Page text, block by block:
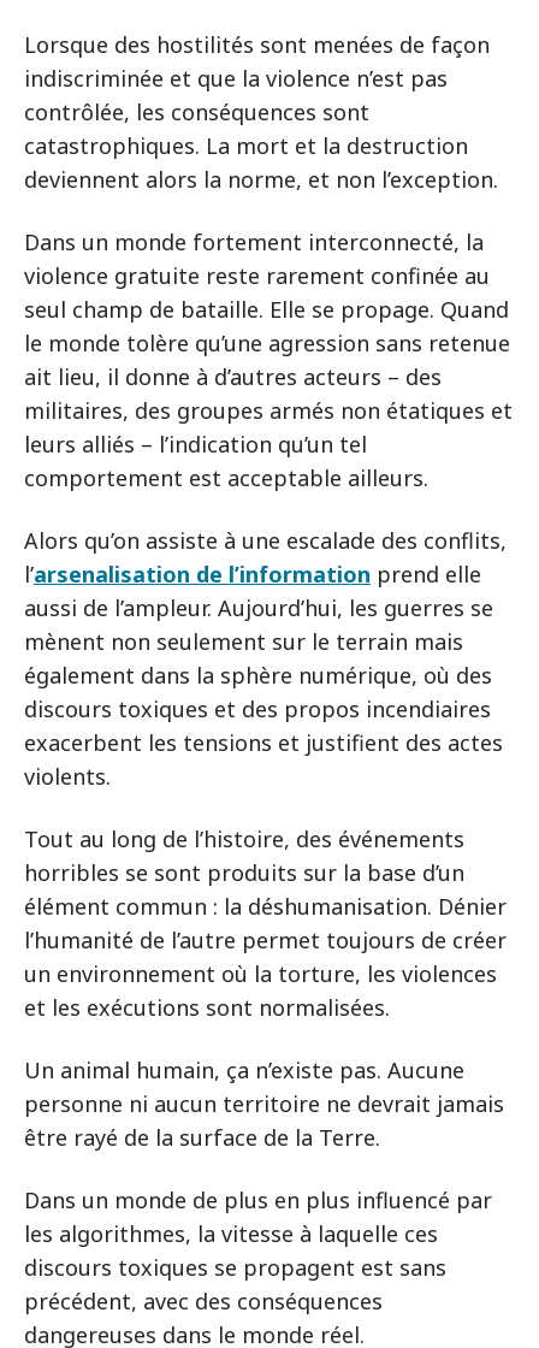
Lorsque des hostilités sont menées de façon
indiscriminée et que la violence n’est pas
contrôlée, les conséquences sont
catastrophiques. La mort et la destruction
deviennent alors la norme, et non l’exception.
Dans un monde fortement interconnecté, la
violence gratuite reste rarement confinée au
seul champ de bataille. Elle se propage. Quand
le monde tolère qu’une agression sans retenue
ait lieu, il donne à d’autres acteurs – des
militaires, des groupes armés non étatiques et
leurs alliés – l’indication qu’un tel
comportement est acceptable ailleurs.
Alors qu’on assiste à une escalade des conflits,
l’arsenalisation de l’information prend elle
aussi de l’ampleur. Aujourd’hui, les guerres se
mènent non seulement sur le terrain mais
également dans la sphère numérique, où des
discours toxiques et des propos incendiaires
exacerbent les tensions et justifient des actes
violents.
Tout au long de l’histoire, des événements
horribles se sont produits sur la base d’un
élément commun : la déshumanisation. Dénier
l’humanité de l’autre permet toujours de créer
un environnement où la torture, les violences
et les exécutions sont normalisées.
Un animal humain, ça n’existe pas. Aucune
personne ni aucun territoire ne devrait jamais
être rayé de la surface de la Terre.
Dans un monde de plus en plus influencé par
les algorithmes, la vitesse à laquelle ces
discours toxiques se propagent est sans
précédent, avec des conséquences
dangereuses dans le monde réel.